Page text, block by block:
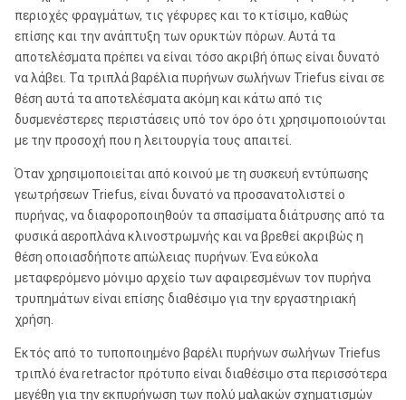
περιοχές φραγμάτων, τις γέφυρες και το κτίσιμο, καθώς
επίσης και την ανάπτυξη των ορυκτών πόρων. Αυτά τα
αποτελέσματα πρέπει να είναι τόσο ακριβή όπως είναι δυνατό
να λάβει. Τα τριπλά βαρέλια πυρήνων σωλήνων Triefus είναι σε
θέση αυτά τα αποτελέσματα ακόμη και κάτω από τις
δυσμενέστερες περιστάσεις υπό τον όρο ότι χρησιμοποιούνται
με την προσοχή που η λειτουργία τους απαιτεί.
Όταν χρησιμοποιείται από κοινού με τη συσκευή εντύπωσης
γεωτρήσεων Triefus, είναι δυνατό να προσανατολιστεί ο
πυρήνας, να διαφοροποιηθούν τα σπασίματα διάτρυσης από τα
φυσικά αεροπλάνα κλινοστρωμνής και να βρεθεί ακριβώς η
θέση οποιασδήποτε απώλειας πυρήνων. Ένα εύκολα
μεταφερόμενο μόνιμο αρχείο των αφαιρεσμένων τον πυρήνα
τρυπημάτων είναι επίσης διαθέσιμο για την εργαστηριακή
χρήση.
Εκτός από το τυποποιημένο βαρέλι πυρήνων σωλήνων Triefus
τριπλό ένα retractor πρότυπο είναι διαθέσιμο στα περισσότερα
μεγέθη για την εκπυρήνωση των πολύ μαλακών σχηματισμών